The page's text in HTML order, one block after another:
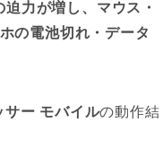
力が増し、マウス・
の電池切れ・データ
サー モバイルの動作結